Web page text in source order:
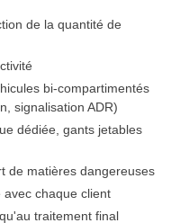
de la quantité de
bi-compartimentés
signalisation ADR)
dédiée, gants jetables
de matières dangereuses
chaque client
traitement final